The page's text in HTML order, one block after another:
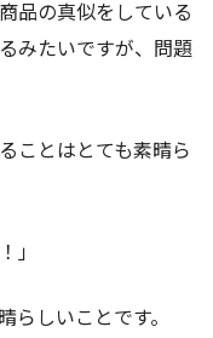
品の真似をしている
みたいですが、問題
ことはとても素晴ら
」
らしいことです。